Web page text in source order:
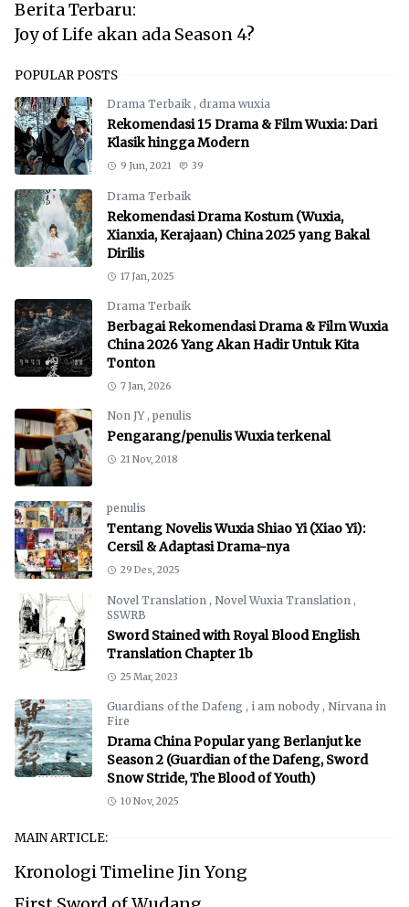
Berita Terbaru:
Joy of Life akan ada Season 4?
POPULAR POSTS
Drama Terbaik , drama wuxia
Rekomendasi 15 Drama & Film Wuxia: Dari
Klasik hingga Modern
9 Jun, 2021 39
Drama Terbaik
Rekomendasi Drama Kostum (Wuxia,
Xianxia, Kerajaan) China 2025 yang Bakal
Dirilis
17 Jan, 2025
Drama Terbaik
Berbagai Rekomendasi Drama & Film Wuxia
China 2026 Yang Akan Hadir Untuk Kita
Tonton
7 Jan, 2026
Non JY , penulis
Pengarang/penulis Wuxia terkenal
21 Nov, 2018
penulis
Tentang Novelis Wuxia Shiao Yi (Xiao Yi):
Cersil & Adaptasi Drama-nya
29 Des, 2025
Novel Translation , Novel Wuxia Translation ,
SSWRB
Sword Stained with Royal Blood English
Translation Chapter 1b
25 Mar, 2023
Guardians of the Dafeng , i am nobody , Nirvana in
Fire
Drama China Popular yang Berlanjut ke
Season 2 (Guardian of the Dafeng, Sword
Snow Stride, The Blood of Youth)
10 Nov, 2025
MAIN ARTICLE:
Kronologi Timeline Jin Yong